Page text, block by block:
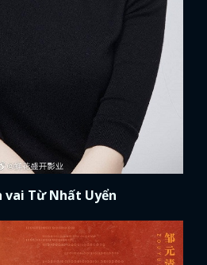
vai Từ Nhất Uyển